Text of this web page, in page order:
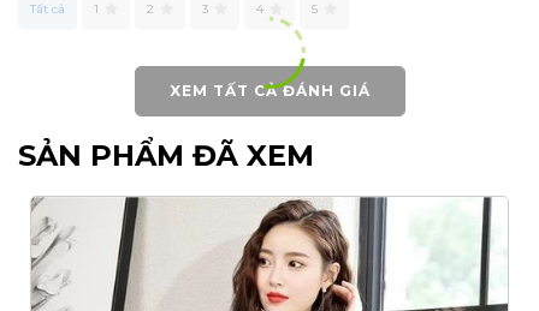
Tất cả 1 2 3 4 5
XEM TẤT CẢ ĐÁNH GIÁ
SẢN PHẨM ĐÃ XEM